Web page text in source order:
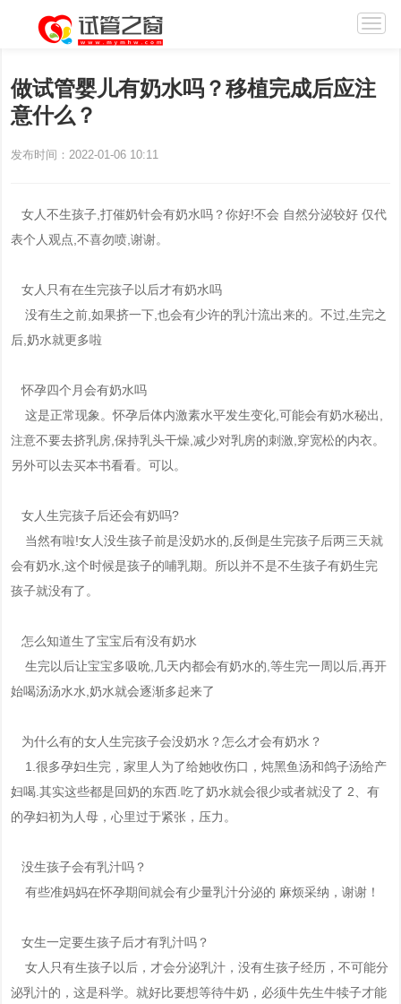
做试管婴儿有奶水吗？移植完成后应注
意什么？
发布时间：2022-01-06 10:11
女人不生孩子,打催奶针会有奶水吗？你好!不会 自然分泌较好 仅代
表个人观点,不喜勿喷,谢谢。
女人只有在生完孩子以后才有奶水吗
没有生之前,如果挤一下,也会有少许的乳汁流出来的。不过,生完之
后,奶水就更多啦
怀孕四个月会有奶水吗
这是正常现象。怀孕后体内激素水平发生变化,可能会有奶水秘出,
注意不要去挤乳房,保持乳头干燥,减少对乳房的刺激,穿宽松的内衣。
另外可以去买本书看看。可以。
女人生完孩子后还会有奶吗?
当然有啦!女人没生孩子前是没奶水的,反倒是生完孩子后两三天就
会有奶水,这个时候是孩子的哺乳期。所以并不是不生孩子有奶生完
孩子就没有了。
怎么知道生了宝宝后有没有奶水
生完以后让宝宝多吸吮,几天内都会有奶水的,等生完一周以后,再开
始喝汤汤水水,奶水就会逐渐多起来了
为什么有的女人生完孩子会没奶水？怎么才会有奶水？
1.很多孕妇生完，家里人为了给她收伤口，炖黑鱼汤和鸽子汤给产
妇喝.其实这些都是回奶的东西.吃了奶水就会很少或者就没了 2、有
的孕妇初为人母，心里过于紧张，压力。
没生孩子会有乳汁吗？
有些准妈妈在怀孕期间就会有少量乳汁分泌的 麻烦采纳，谢谢！
女生一定要生孩子后才有乳汁吗？
女人只有生孩子以后，才会分泌乳汁，没有生孩子经历，不可能分
泌乳汁的，这是科学。就好比要想等待牛奶，必须牛先生牛犊子才能